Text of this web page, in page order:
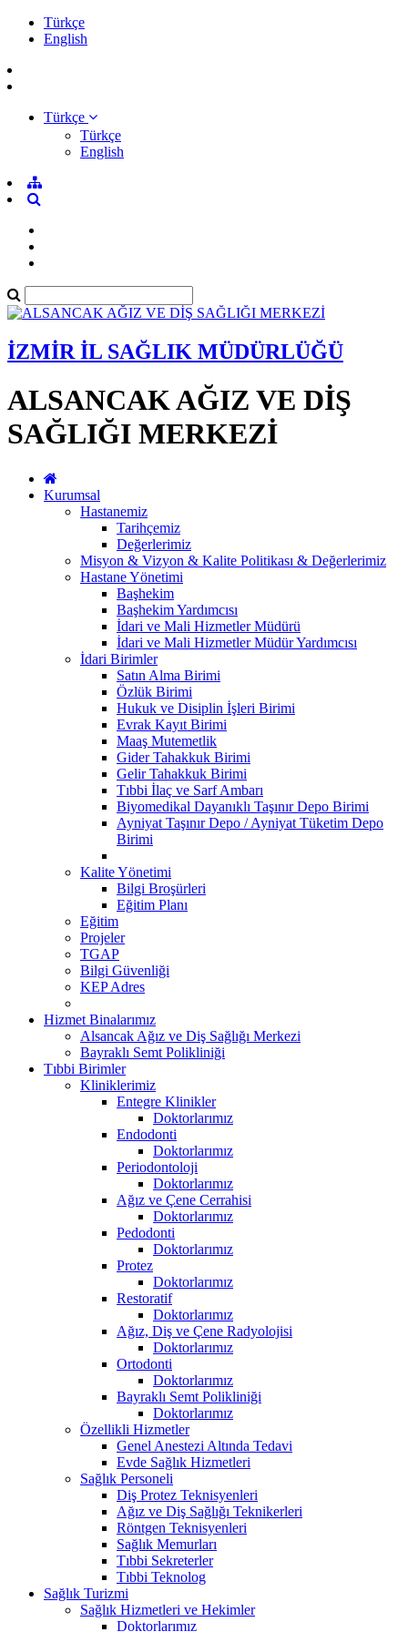
Türkçe
English
Türkçe
Türkçe
English
İZMİR İL SAĞLIK MÜDÜRLÜĞÜ
ALSANCAK AĞIZ VE DİŞ
SAĞLIĞI MERKEZİ
Kurumsal
Hastanemiz
Tarihçemiz
Değerlerimiz
Misyon & Vizyon & Kalite Politikası & Değerlerimiz
Hastane Yönetimi
Başhekim
Başhekim Yardımcısı
İdari ve Mali Hizmetler Müdürü
İdari ve Mali Hizmetler Müdür Yardımcısı
İdari Birimler
Satın Alma Birimi
Özlük Birimi
Hukuk ve Disiplin İşleri Birimi
Evrak Kayıt Birimi
Maaş Mutemetlik
Gider Tahakkuk Birimi
Gelir Tahakkuk Birimi
Tıbbi İlaç ve Sarf Ambarı
Biyomedikal Dayanıklı Taşınır Depo Birimi
Ayniyat Taşınır Depo / Ayniyat Tüketim Depo
Birimi
Kalite Yönetimi
Bilgi Broşürleri
Eğitim Planı
Eğitim
Projeler
TGAP
Bilgi Güvenliği
KEP Adres
Hizmet Binalarımız
Alsancak Ağız ve Diş Sağlığı Merkezi
Bayraklı Semt Polikliniği
Tıbbi Birimler
Kliniklerimiz
Entegre Klinikler
Doktorlarımız
Endodonti
Doktorlarımız
Periodontoloji
Doktorlarımız
Ağız ve Çene Cerrahisi
Doktorlarımız
Pedodonti
Doktorlarımız
Protez
Doktorlarımız
Restoratif
Doktorlarımız
Ağız, Diş ve Çene Radyolojisi
Doktorlarımız
Ortodonti
Doktorlarımız
Bayraklı Semt Polikliniği
Doktorlarımız
Özellikli Hizmetler
Genel Anestezi Altında Tedavi
Evde Sağlık Hizmetleri
Sağlık Personeli
Diş Protez Teknisyenleri
Ağız ve Diş Sağlığı Teknikerleri
Röntgen Teknisyenleri
Sağlık Memurları
Tıbbi Sekreterler
Tıbbi Teknolog
Sağlık Turizmi
Sağlık Hizmetleri ve Hekimler
Doktorlarımız